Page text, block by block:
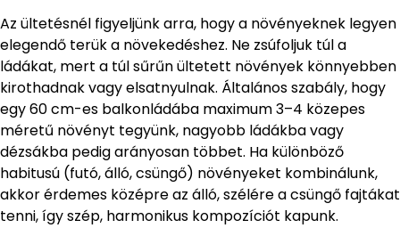
Az ültetésnél figyeljünk arra, hogy a növényeknek legyen
elegendő terük a növekedéshez. Ne zsúfoljuk túl a
ládákat, mert a túl sűrűn ültetett növények könnyebben
kirothadnak vagy elsatnyulnak. Általános szabály, hogy
egy 60 cm-es balkonládába maximum 3–4 közepes
méretű növényt tegyünk, nagyobb ládákba vagy
dézsákba pedig arányosan többet. Ha különböző
habitusú (futó, álló, csüngő) növényeket kombinálunk,
akkor érdemes középre az álló, szélére a csüngő fajtákat
tenni, így szép, harmonikus kompozíciót kapunk.